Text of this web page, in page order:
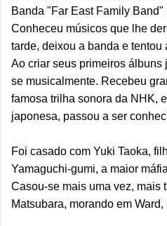
Banda "Far East Family Band"
Conheceu músicos que lhe
tarde, deixou a banda e tentou
Ao criar seus primeiros álbuns
se musicalmente. Recebeu
famosa trilha sonora da NHK,
japonesa, passou a ser
Foi casado com Yuki Taoka,
Yamaguchi-gumi, a maior
Casou-se mais uma vez, mais
Matsubara, morando em